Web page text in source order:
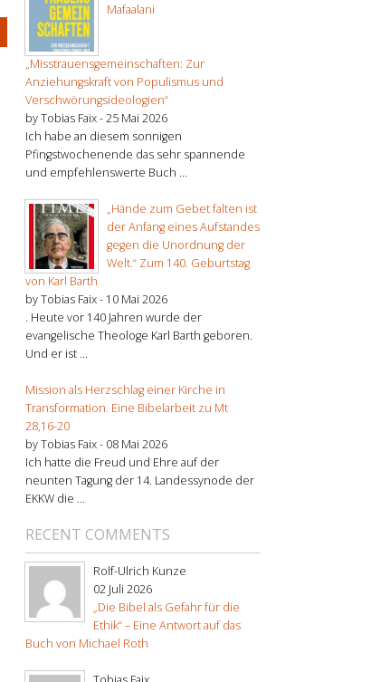
Mafaalani
„Misstrauensgemeinschaften: Zur
Anziehungskraft von Populismus und
Verschwörungsideologien“
by Tobias Faix -25 Mai 2026
Ich habe an diesem sonnigen
Pfingstwochenende das sehr spannende
und empfehlenswerte Buch ...
„Hände zum Gebet falten ist
der Anfang eines Aufstandes
gegen die Unordnung der
Welt.“ Zum 140. Geburtstag
von Karl Barth
by Tobias Faix - 10 Mai 2026
. Heute vor 140 Jahren wurde der
evangelische Theologe Karl Barth geboren.
Und er ist ...
Mission als Herzschlag einer Kirche in
Transformation. Eine Bibelarbeit zu Mt
28,16-20
by Tobias Faix - 08 Mai 2026
Ich hatte die Freud und Ehre auf der
neunten Tagung der 14. Landessynode der
EKKW die ...
RECENT COMMENTS
Rolf-Ulrich Kunze
02 Juli 2026
„Die Bibel als Gefahr für die
Ethik“ – Eine Antwort auf das
Buch von Michael Roth